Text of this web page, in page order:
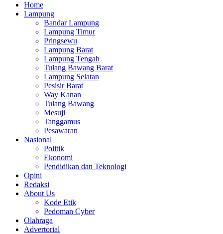
Home
Lampung
Bandar Lampung
Lampung Timur
Pringsewu
Lampung Barat
Lampung Tengah
Tulang Bawang Barat
Lampung Selatan
Pesisir Barat
Way Kanan
Tulang Bawang
Mesuji
Tanggamus
Pesawaran
Nasional
Politik
Ekonomi
Pendidikan dan Teknologi
Opini
Redaksi
About Us
Kode Etik
Pedoman Cyber
Olahraga
Advertorial